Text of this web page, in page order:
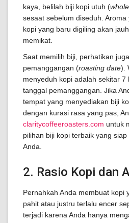
kaya, belilah biji kopi utuh (
sesaat sebelum diseduh.
kopi yang baru digiling akan
memikat.
Saat memilih biji, perhatikan
pemanggangan (roasting date).
menyeduh kopi adalah sekitar 7
tanggal pemanggangan. Jika
tempat yang menyediakan biji
dengan kurasi rasa yang pas,
claritycoffeeroasters.com untuk
pilihan biji kopi terbaik yang
Anda.
2. Rasio Kopi dan
Pernahkah Anda membuat kopi
pahit atau justru terlalu encer
terjadi karena Anda hanya